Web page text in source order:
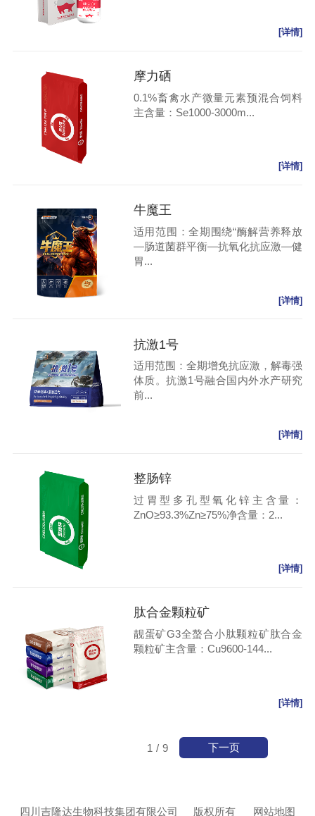
[详情]
摩力硒
0.1%畜禽水产微量元素预混合饲料
主含量：Se1000-3000m...
[详情]
牛魔王
适用范围：全期围绕“酶解营养释放
—肠道菌群平衡—抗氧化抗应激—健
胃...
[详情]
抗激1号
适用范围：全期增免抗应激，解毒强
体质。抗激1号融合国内外水产研究
前...
[详情]
整肠锌
过胃型多孔型氧化锌主含量：
ZnO≥93.3%Zn≥75%净含量：2...
[详情]
肽合金颗粒矿
靓蛋矿G3全螯合小肽颗粒矿肽合金
颗粒矿主含量：Cu9600-144...
[详情]
1 / 9 下一页
四川吉隆达生物科技集团有限公司 版权所有 网站地图